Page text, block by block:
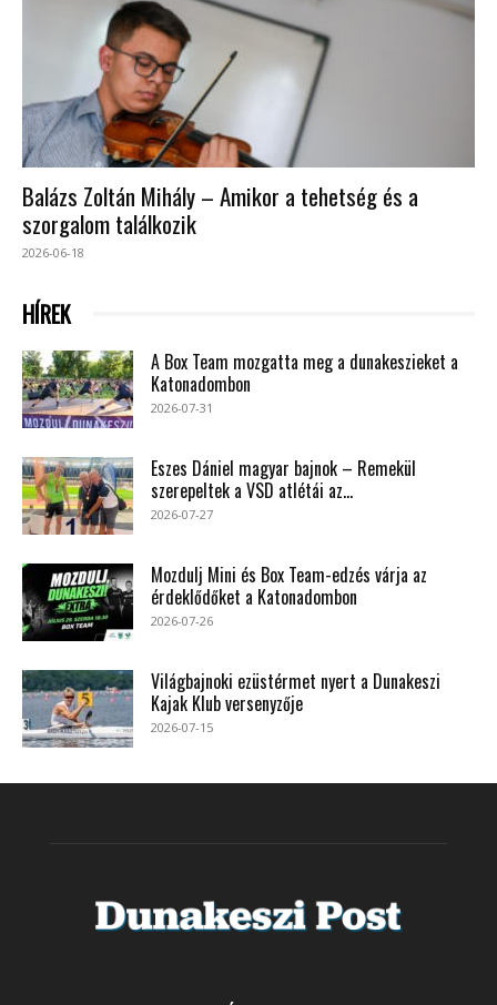
Balázs Zoltán Mihály – Amikor a tehetség és a
szorgalom találkozik
2026-06-18
HÍREK
A Box Team mozgatta meg a dunakeszieket a
Katonadombon
2026-07-31
Eszes Dániel magyar bajnok – Remekül
szerepeltek a VSD atlétái az...
2026-07-27
Mozdulj Mini és Box Team-edzés várja az
érdeklődőket a Katonadombon
2026-07-26
Világbajnoki ezüstérmet nyert a Dunakeszi
Kajak Klub versenyzője
2026-07-15